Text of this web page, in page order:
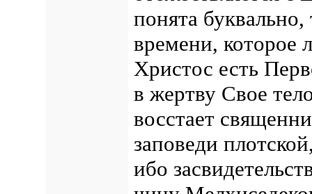
понята
времени, которое
Христос есть
в жертву Свое
восстает
заповеди
ибо